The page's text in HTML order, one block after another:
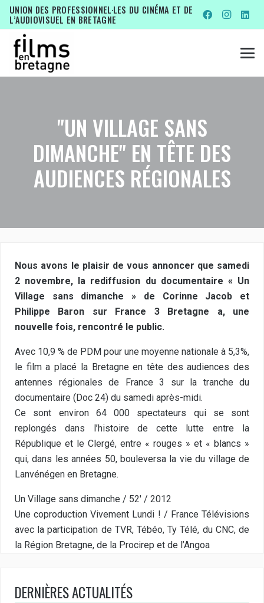
UNION DES PROFESSIONNEL·LES DU CINÉMA ET DE
L’AUDIOVISUEL EN BRETAGNE
"UN VILLAGE SANS
DIMANCHE" EN TÊTE DES
AUDIENCES RÉGIONALES
Nous avons le plaisir de vous annoncer que samedi
2 novembre, la rediffusion du documentaire « Un
Village sans dimanche » de Corinne Jacob et
Philippe Baron sur France 3 Bretagne a, une
nouvelle fois, rencontré le public.
Avec 10,9 % de PDM pour une moyenne nationale à 5,3%,
le film a placé la Bretagne en tête des audiences des
antennes régionales de France 3 sur la tranche du
documentaire (Doc 24) du samedi après-midi.
Ce sont environ 64 000 spectateurs qui se sont
replongés dans l’histoire de cette lutte entre la
République et le Clergé, entre « rouges » et « blancs »
qui, dans les années 50, bouleversa la vie du village de
Lanvénégen en Bretagne.
Un Village sans dimanche / 52′ / 2012
Une coproduction Vivement Lundi ! / France Télévisions
avec la participation de TVR, Tébéo, Ty Télé, du CNC, de
la Région Bretagne, de la Procirep et de l’Angoa
DERNIÈRES ACTUALITÉS